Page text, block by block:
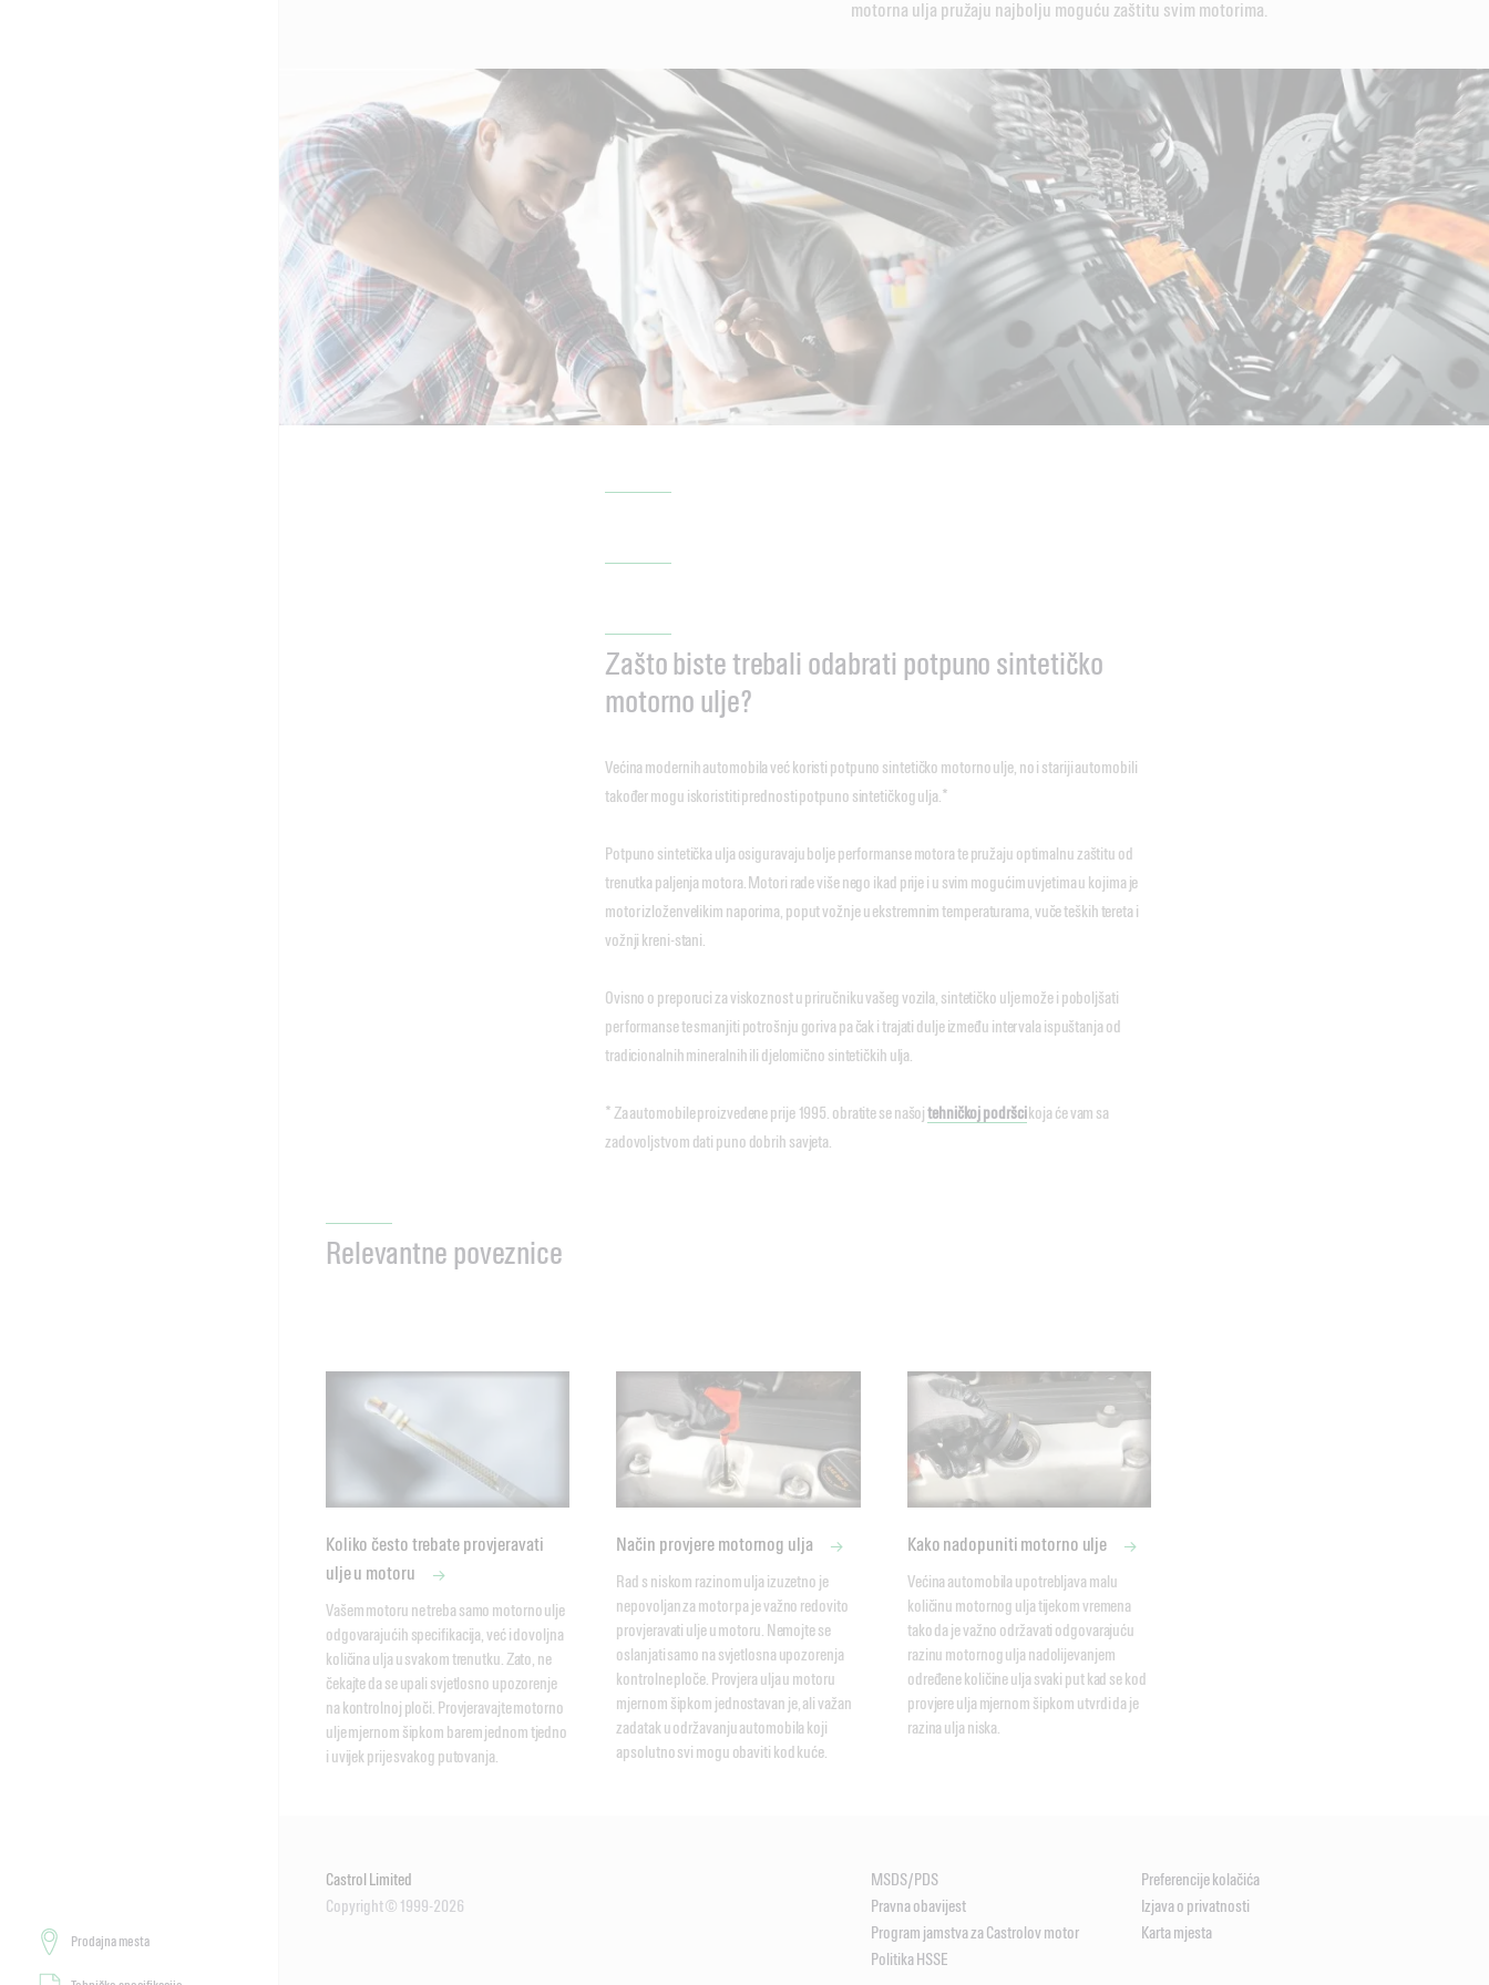
Prodajna mesta
motorna ulja pružaju najbolju moguću zaštitu svim motorima.
Zašto biste trebali odabrati potpuno sintetičko
motorno ulje?
Većina modernih automobila već koristi potpuno sintetičko motorno ulje, no i stariji automobili
također mogu iskoristiti prednosti potpuno sintetičkog ulja.*
Potpuno sintetička ulja osiguravaju bolje performanse motora te pružaju optimalnu zaštitu od
trenutka paljenja motora. Motori rade više nego ikad prije i u svim mogućim uvjetima u kojima je
motor izloženvelikim naporima, poput vožnje u ekstremnim temperaturama, vuče teških tereta i
vožnji kreni-stani.
Ovisno o preporuci za viskoznost u priručniku vašeg vozila, sintetičko ulje može i poboljšati
performanse te smanjiti potrošnju goriva pa čak i trajati dulje između intervala ispuštanja od
tradicionalnih mineralnih ili djelomično sintetičkih ulja.
* Za automobile proizvedene prije 1995. obratite se našojtehničkoj podršcikoja će vam sa
zadovoljstvom dati puno dobrih savjeta.
Relevantne poveznice
Koliko često trebate provjeravati
ulje u motoru
Vašem motoru ne treba samo motorno ulje
odgovarajućih specifikacija, već i dovoljna
količina ulja u svakom trenutku. Zato, ne
čekajte da se upali svjetlosno upozorenje
na kontrolnoj ploči. Provjeravajte motorno
ulje mjernom šipkom barem jednom tjedno
i uvijek prije svakog putovanja.
Način provjere motornog ulja
Rad s niskom razinom ulja izuzetno je
nepovoljan za motor pa je važno redovito
provjeravati ulje u motoru. Nemojte se
oslanjati samo na svjetlosna upozorenja
kontrolne ploče. Provjera ulja u motoru
mjernom šipkom jednostavan je, ali važan
zadatak u održavanju automobila koji
apsolutno svi mogu obaviti kod kuće.
Kako nadopuniti motorno ulje
Većina automobila upotrebljava malu
količinu motornog ulja tijekom vremena
tako da je važno održavati odgovarajuću
razinu motornog ulja nadolijevanjem
određene količine ulja svaki put kad se kod
provjere ulja mjernom šipkom utvrdi da je
razina ulja niska.
Castrol Limited
Copyright © 1999-2026
MSDS/PDS
Preferencije kolačića
Pravna obavijest
Izjava o privatnosti
Program jamstva za Castrolov motor
Karta mjesta
Politika HSSE